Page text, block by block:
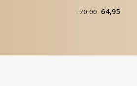
70,00 64,95